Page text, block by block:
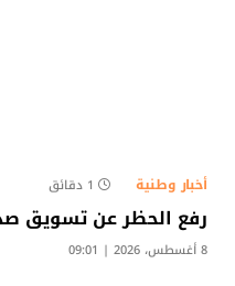
أخبار وطنية 1 دقائق
رفع الحظر عن تسويق
8 أغسطس، 2026 | 09:01